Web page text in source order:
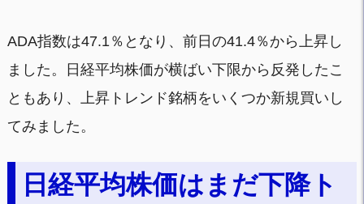
ADA指数は47.1％となり、前日の41.4％から上昇し
ました。日経平均株価が横ばい下限から反発したこ
ともあり、上昇トレンド銘柄をいくつか新規買いし
てみました。
日経平均株価はまだ下降ト